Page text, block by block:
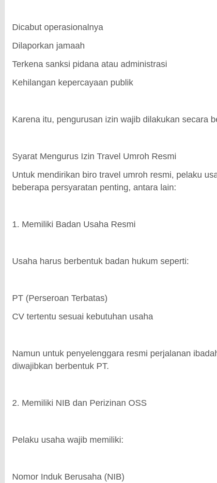
Dicabut operasionalnya
Dilaporkan jamaah
Terkena sanksi pidana atau administrasi
Kehilangan kepercayaan publik
Karena itu, pengurusan izin wajib dilakukan secara
Syarat Mengurus Izin Travel Umroh Resmi
Untuk mendirikan biro travel umroh resmi, pelaku
beberapa persyaratan penting, antara lain:
1. Memiliki Badan Usaha Resmi
Usaha harus berbentuk badan hukum seperti:
PT (Perseroan Terbatas)
CV tertentu sesuai kebutuhan usaha
Namun untuk penyelenggara resmi perjalanan
diwajibkan berbentuk PT.
2. Memiliki NIB dan Perizinan OSS
Pelaku usaha wajib memiliki:
Nomor Induk Berusaha (NIB)